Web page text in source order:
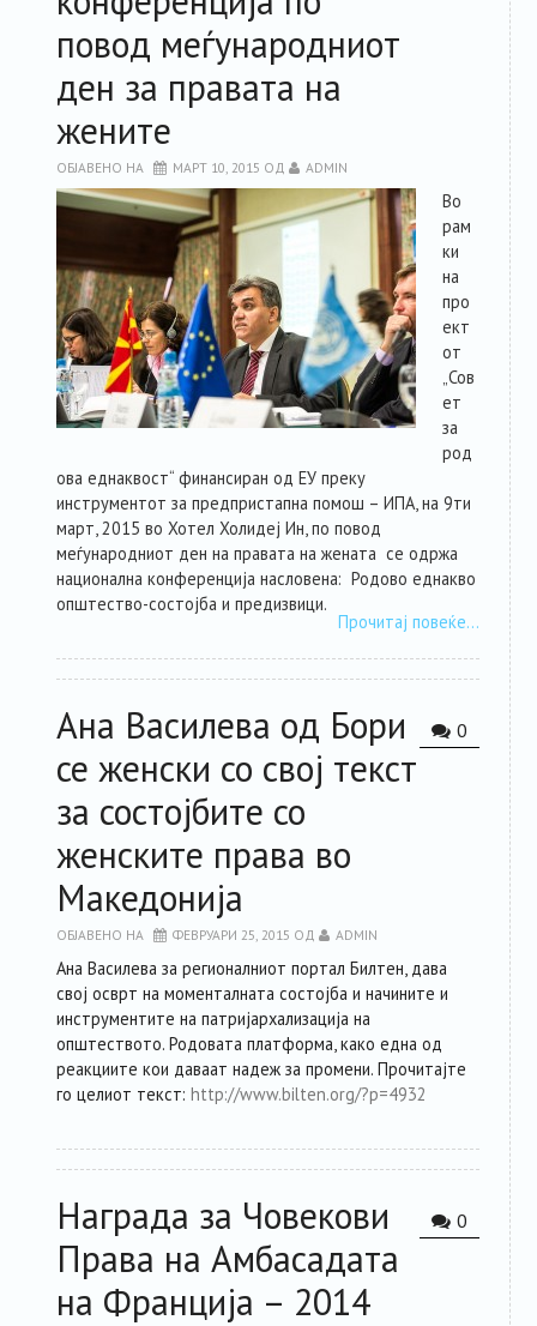
повод меѓународниот
ден за правата на
жените
ОБЈАВЕНО НА МАРТ 10, 2015 ОД ADMIN
Во
рам
ки
на
про
ект
от
„Сов
ет
за
род
ова еднаквост“ финансиран од ЕУ преку
инструментот за предпристапна помош – ИПА, на 9ти
март, 2015 во Хотел Холидеј Ин, по повод
меѓународниот ден на правата на жената се одржа
национална конференција насловена: Родово еднакво
општество-состојба и предизвици.
Прочитај повеќе…
0
Ана Василева од Бори
се женски со свој текст
за состојбите со
женските права во
Македонија
ОБЈАВЕНО НА ФЕВРУАРИ 25, 2015 ОД ADMIN
Ана Василева за регионалниот портал Билтен, дава
свој осврт на моменталната состојба и начините и
инструментите на патријархализација на
општеството. Родовата платформа, како една од
реакциите кои даваат надеж за промени. Прочитајте
го целиот текст:http://www.bilten.org/?p=4932
0
Награда за Човекови
Права на Амбасадата
на Франција – 2014